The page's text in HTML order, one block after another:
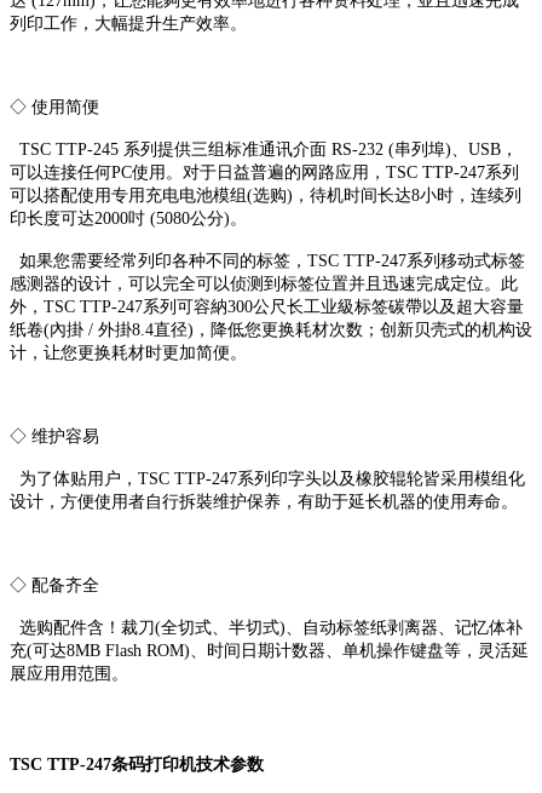
列印工作，大幅提升生产效率。
◇ 使用简便
TSC TTP-245 系列提供三组标准通讯介面 RS-232 (串列埠)、USB，
可以连接任何PC使用。对于日益普遍的网路应用，TSC TTP-247系列
可以搭配使用专用充电电池模组(选购)，待机时间长达8小时，连续列
印长度可达2000吋 (5080公分)。
如果您需要经常列印各种不同的标签，TSC TTP-247系列移动式标签
感测器的设计，可以完全可以侦测到标签位置并且迅速完成定位。此
外，TSC TTP-247系列可容納300公尺长工业級标签碳帶以及超大容量
纸卷(內掛 / 外掛8.4直径)，降低您更换耗材次数；创新贝壳式的机构设
计，让您更换耗材时更加简便。
◇ 维护容易
为了体贴用户，TSC TTP-247系列印字头以及橡胶辊轮皆采用模组化
设计，方便使用者自行拆裝维护保养，有助于延长机器的使用寿命。
◇ 配备齐全
选购配件含！裁刀(全切式、半切式)、自动标签纸剥离器、记忆体补
充(可达8MB Flash ROM)、时间日期计数器、单机操作键盘等，灵活延
展应用用范围。
TSC TTP-247条码打印机技术参数